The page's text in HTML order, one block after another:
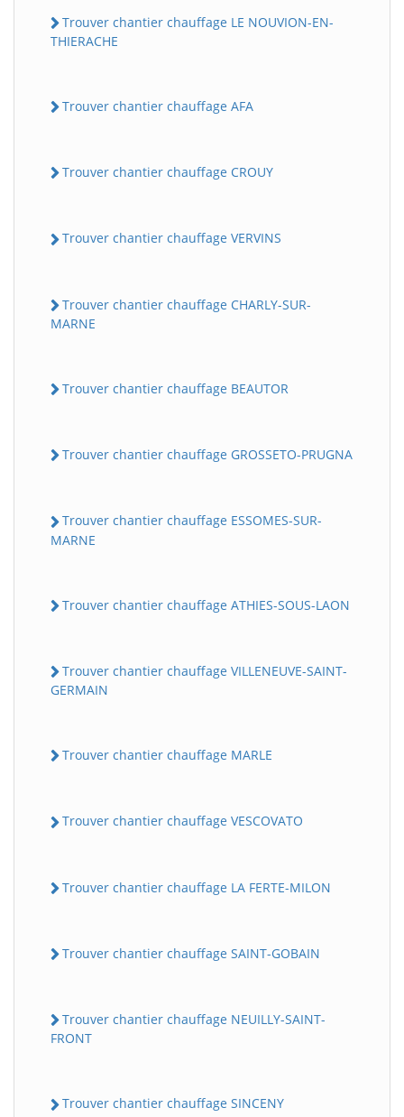
Trouver chantier chauffage LE NOUVION-EN-
THIERACHE
Trouver chantier chauffage AFA
Trouver chantier chauffage CROUY
Trouver chantier chauffage VERVINS
Trouver chantier chauffage CHARLY-SUR-
MARNE
Trouver chantier chauffage BEAUTOR
Trouver chantier chauffage GROSSETO-PRUGNA
Trouver chantier chauffage ESSOMES-SUR-
MARNE
Trouver chantier chauffage ATHIES-SOUS-LAON
Trouver chantier chauffage VILLENEUVE-SAINT-
GERMAIN
Trouver chantier chauffage MARLE
Trouver chantier chauffage VESCOVATO
Trouver chantier chauffage LA FERTE-MILON
Trouver chantier chauffage SAINT-GOBAIN
Trouver chantier chauffage NEUILLY-SAINT-
FRONT
Trouver chantier chauffage SINCENY